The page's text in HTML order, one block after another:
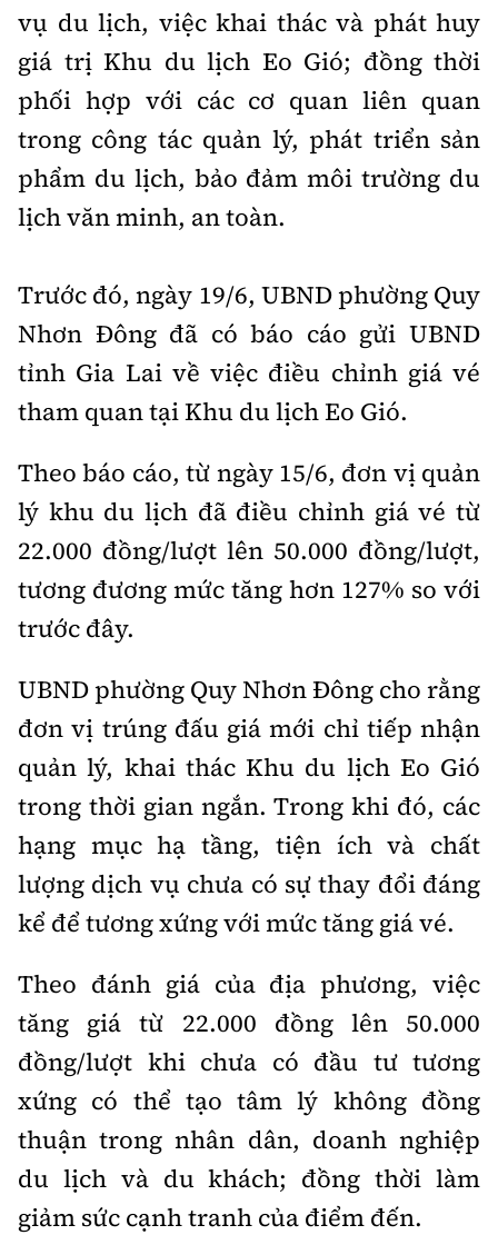
vụ du lịch, việc khai thác và phát huy
giá trị Khu du lịch Eo Gió; đồng thời
phối hợp với các cơ quan liên quan
trong công tác quản lý, phát triển sản
phẩm du lịch, bảo đảm môi trường du
lịch văn minh, an toàn.
Trước đó, ngày 19/6, UBND phường Quy
Nhơn Đông đã có báo cáo gửi UBND
tỉnh Gia Lai về việc điều chỉnh giá vé
tham quan tại Khu du lịch Eo Gió.
Theo báo cáo, từ ngày 15/6, đơn vị quản
lý khu du lịch đã điều chỉnh giá vé từ
22.000 đồng/lượt lên 50.000 đồng/lượt,
tương đương mức tăng hơn 127% so với
trước đây.
UBND phường Quy Nhơn Đông cho rằng
đơn vị trúng đấu giá mới chỉ tiếp nhận
quản lý, khai thác Khu du lịch Eo Gió
trong thời gian ngắn. Trong khi đó, các
hạng mục hạ tầng, tiện ích và chất
lượng dịch vụ chưa có sự thay đổi đáng
kể để tương xứng với mức tăng giá vé.
Theo đánh giá của địa phương, việc
tăng giá từ 22.000 đồng lên 50.000
đồng/lượt khi chưa có đầu tư tương
xứng có thể tạo tâm lý không đồng
thuận trong nhân dân, doanh nghiệp
du lịch và du khách; đồng thời làm
giảm sức cạnh tranh của điểm đến.